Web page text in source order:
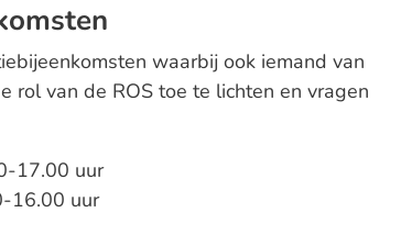
waarbij ook iemand van
rol van de ROS toe te lichten en vragen
17.00 uur
16.00 uur